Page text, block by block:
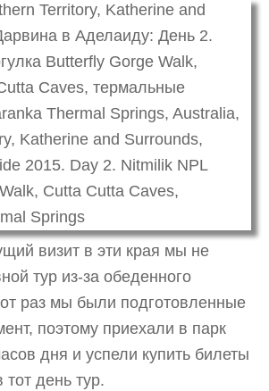
визит в эти края мы не
тур из-за обеденного
раз мы были подготовленные
поэтому приехали в парк
дня и успели купить билеты
день тур.